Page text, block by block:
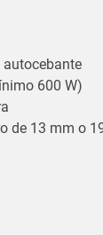
600 W)
de 13 mm o